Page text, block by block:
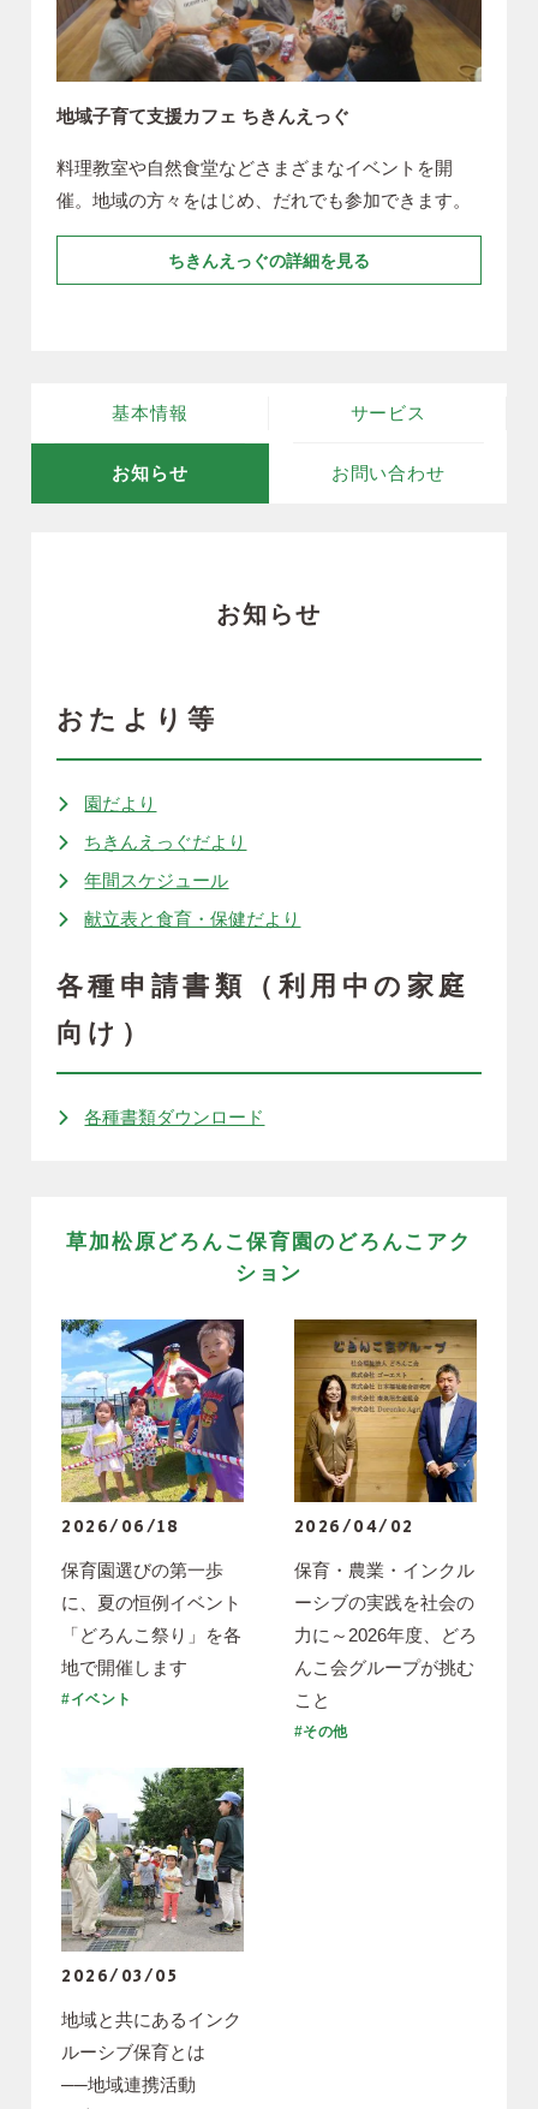
地域子育て支援カフェ ちきんえっぐ
料理教室や自然食堂などさまざまなイベントを開
催。地域の方々をはじめ、だれでも参加できます。
ちきんえっぐの詳細を見る
基本情報 サービス
お知らせ お問い合わせ
お知らせ
おたより等
園だより
ちきんえっぐだより
年間スケジュール
献立表と食育・保健だより
各種申請書類（利用中の家庭
向け）
各種書類ダウンロード
草加松原どろんこ保育園のどろんこアク
ション
2026/06/18
保育園選びの第一歩
に、夏の恒例イベント
「どろんこ祭り」を各
地で開催します
#イベント
2026/04/02
保育・農業・インクル
ーシブの実践を社会の
力に～2026年度、どろ
んこ会グループが挑む
こと
#その他
2026/03/05
地域と共にあるインク
ルーシブ保育とは
──地域連携活動